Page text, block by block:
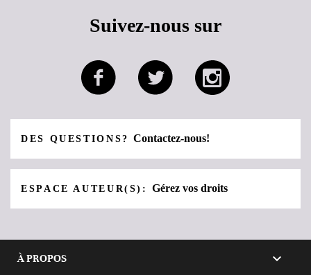
Suivez-nous sur
DES QUESTIONS?Contactez-nous!
ESPACE AUTEUR(S):Gérez vos droits
À PROPOS 